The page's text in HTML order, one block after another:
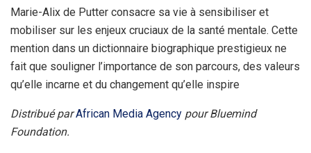
Marie-Alix de Putter consacre sa vie à sensibiliser et
mobiliser sur les enjeux cruciaux de la santé mentale. Cette
mention dans un dictionnaire biographique prestigieux ne
fait que souligner l’importance de son parcours, des valeurs
qu’elle incarne et du changement qu’elle inspire
Distribué parAfrican Media Agency pour Bluemind
Foundation.